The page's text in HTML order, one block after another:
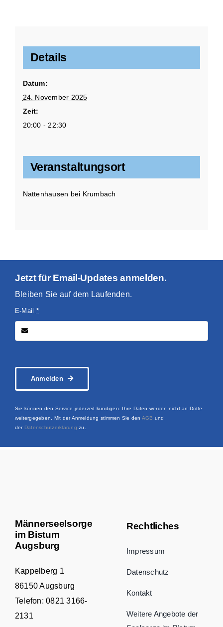
Details
Datum:
24. November 2025
Zeit:
20:00 - 22:30
Veranstaltungsort
Nattenhausen bei Krumbach
Jetzt für Email-Updates anmelden.
Bleiben Sie auf dem Laufenden.
E-Mail *
Anmelden
Sie können den Service jederzeit kündigen. Ihre Daten werden nicht an Dritte
weitergegeben. Mit der Anmeldung stimmen Sie den AGB und
der Datenschutzerklärung zu.
Männerseelsorge
im Bistum
Augsburg
Kappelberg 1
86150 Augsburg
Telefon:0821 3166-
2131
Rechtliches
Impressum
Datenschutz
Kontakt
Weitere Angebote der